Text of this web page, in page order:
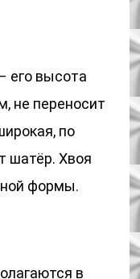
его высота
не переносит
по
шатёр. Хвоя
формы.
в